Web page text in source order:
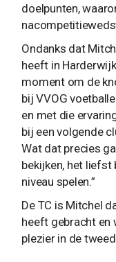
doelpunten,
Ondanks dat
heeft in
moment om de
bij VVOG
en met die
bij een volgende
Wat dat precies
bekijken, het
niveau spelen.”
De TC is Mitchel
heeft gebracht en
plezier in de